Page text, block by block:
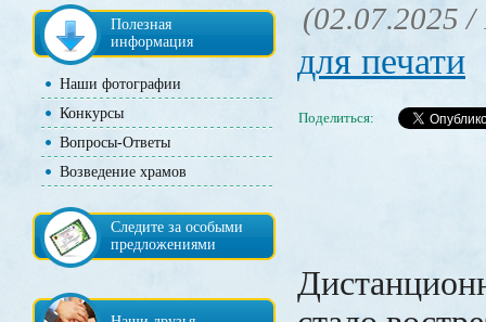
Полезная
информация
Наши фотографии
Конкурсы
Вопросы-Ответы
Возведение храмов
Следите за особыми
предложениями
(02.07.2025 /
для печати
Поделиться: